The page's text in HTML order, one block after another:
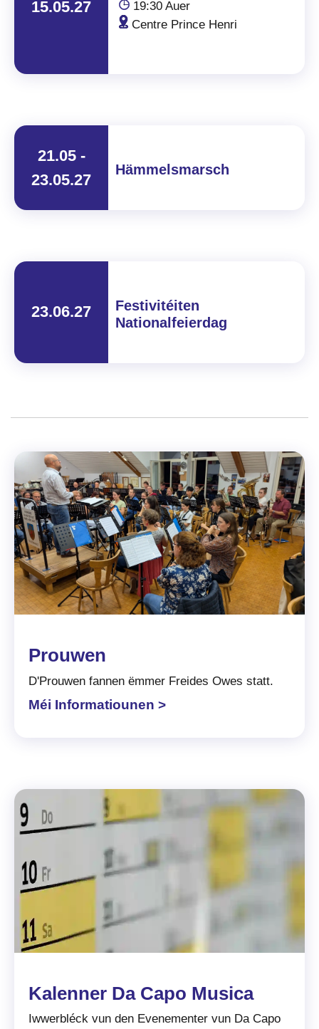
15.05.27
19:30 Auer
Centre Prince Henri
21.05 -
23.05.27
Hämmelsmarsch
23.06.27
Festivitéiten
Nationalfeierdag
Prouwen
D'Prouwen fannen ëmmer Freides Owes statt.
Méi Informatiounen >
Kalenner Da Capo Musica
Iwwerbléck vun den Evenementer vun Da Capo